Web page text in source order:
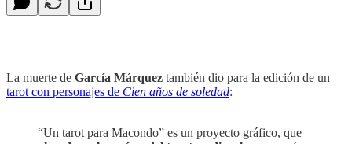
La muerte de García Márquez también dio para la edición de un
tarot con personajes de Cien años de soledad:
“Un tarot para Macondo” es un proyecto gráfico, que